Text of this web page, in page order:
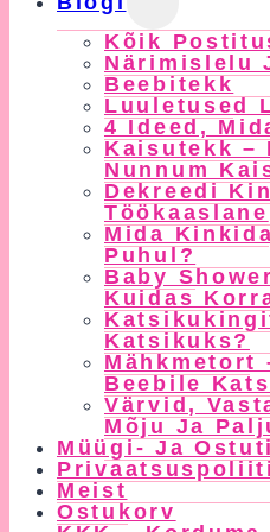
Child
Menu
Kõik
Närimislelu
Beebitekk
Luuletused
4 Ideed,
Kaisutekk –
Nunnum
Dekreedi
Töökaaslane
Mida
Puhul?
Baby
Kuidas
Katsikuks?
Mähkmetort
Beebile
Värvid,
Mõju Ja
Müügi- Ja
Meist
Ostukorv